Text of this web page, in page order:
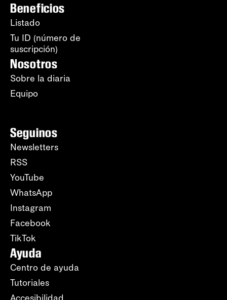
Beneficios
Listado
Tu ID (número de
suscripción)
Nosotros
Sobre la diaria
Equipo
Seguinos
Newsletters
RSS
YouTube
WhatsApp
Instagram
Facebook
TikTok
Ayuda
Centro de ayuda
Tutoriales